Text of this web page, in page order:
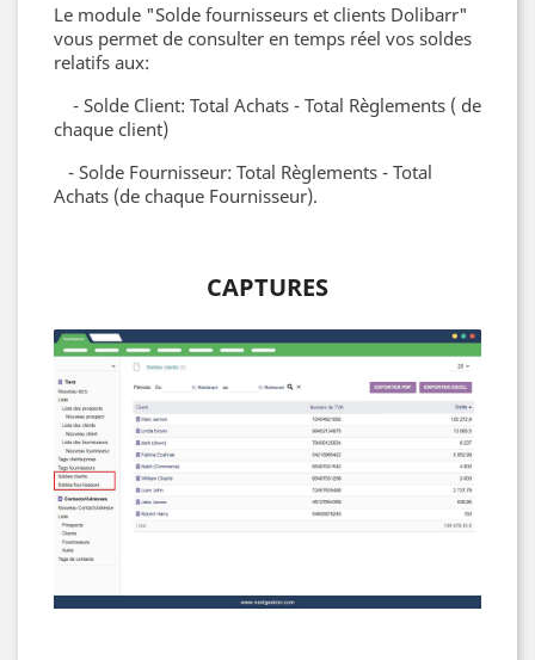
Le module "Solde fournisseurs et clients Dolibarr"
vous permet de consulter en temps réel vos soldes
relatifs aux:
- Solde Client: Total Achats - Total Règlements ( de
chaque client)
- Solde Fournisseur: Total Règlements - Total
Achats (de chaque Fournisseur).
CAPTURES